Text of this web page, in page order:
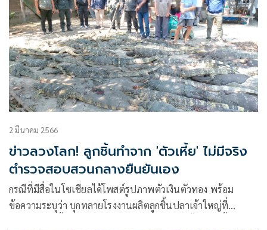
2 มีนาคม 2566
ข่าวลวงโลก! ลูกชิ้นทำจาก 'ตัวเหี้ย' ไม่มีจริง
ตำรวจสอบสวนกลางยืนยันเอง
กรณีที่มีสื่อในโซเชียลได้โพสต์รูปภาพตัวเงินตัวทอง พร้อม
ข้อความระบุว่า บุกทลายโรงงานผลิตลูกชิ้นปลาเจ้าใหญ่ที่